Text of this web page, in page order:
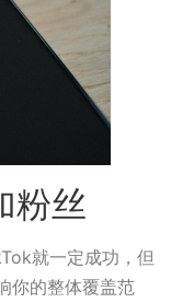
粉丝
就一定成功，但
你的整体覆盖范